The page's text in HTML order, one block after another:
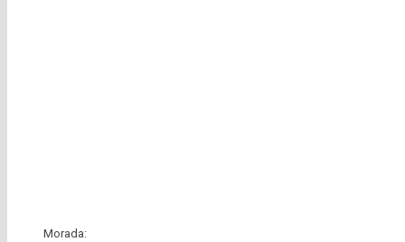
Morada: